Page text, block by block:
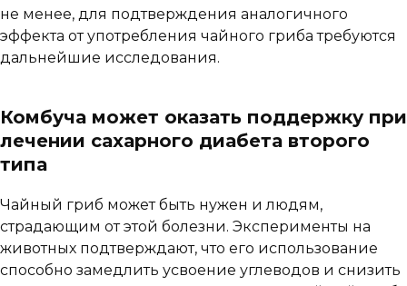
не менее, для подтверждения аналогичного
эффекта от употребления чайного гриба требуются
дальнейшие исследования.
Комбуча может оказать поддержку при
лечении сахарного диабета второго
типа
Чайный гриб может быть нужен и людям,
страдающим от этой болезни. Эксперименты на
животных подтверждают, что его использование
способно замедлить усвоение углеводов и снизить